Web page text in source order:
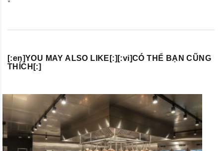
[:en]YOU MAY ALSO LIKE[:][:vi]CÓ THỂ BẠN CŨNG
THÍCH[:]